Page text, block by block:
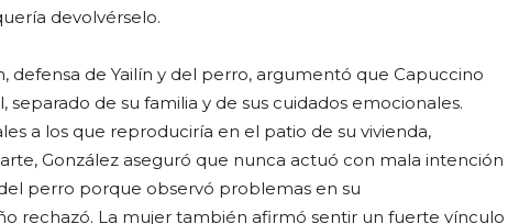
devolvérselo.
defensa de Yailín y del perro, argumentó que Capuccino
de su familia y de sus cuidados emocionales.
a los que reproduciría en el patio de su vivienda,
González aseguró que nunca actuó con mala intención
perro porque observó problemas en su
rechazó. La mujer también afirmó sentir un fuerte vínculo